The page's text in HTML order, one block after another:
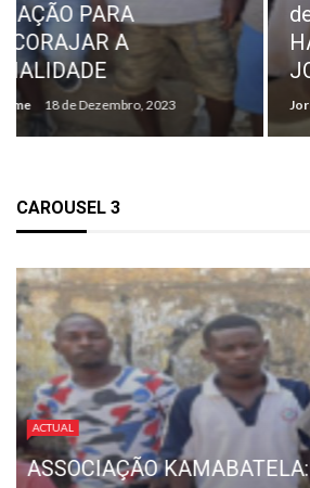
de combate à criminalidade:
HÁ ANOS FORA DO CRIME,
JOVEM ...
Jornal O Crime 18 de Dezembro, 2023
CAROUSEL 3
ACTUAL